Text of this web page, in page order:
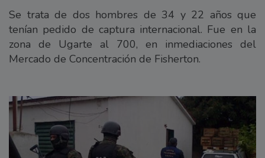
Se trata de dos hombres de 34 y 22 años que
tenían pedido de captura internacional. Fue en la
zona de Ugarte al 700, en inmediaciones del
Mercado de Concentración de Fisherton.